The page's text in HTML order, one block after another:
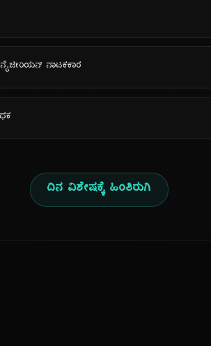
ನಾಟಕಕಾರ
ದಿನ ವಿಶೇಷಕ್ಕೆ ಹಿಂತಿರುಗಿ